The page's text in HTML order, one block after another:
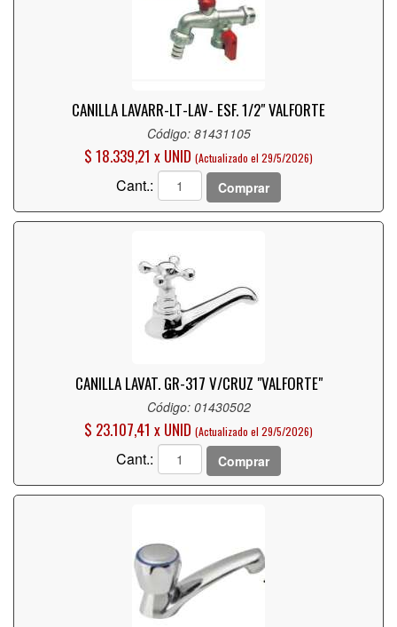
CANILLA LAVARR-LT-LAV- ESF. 1/2" VALFORTE
Código: 81431105
$ 18.339,21 x UNID (Actualizado el 29/5/2026)
Cant.: Comprar
CANILLA LAVAT. GR-317 V/CRUZ "VALFORTE"
Código: 01430502
$ 23.107,41 x UNID (Actualizado el 29/5/2026)
Cant.: Comprar